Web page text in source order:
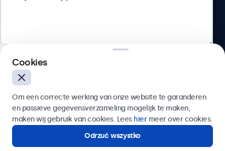
Polski
Wyślij
Lub zadzwoń pod numer:22 397 04 43
Potrzebujesz pomocy?
Kontakt ze specjalistą.
Cookies
Om een correcte werking van onze website te garanderen
en passieve gegevensverzameling mogelijk te maken,
maken wij gebruik van cookies. Lees hiermeer over cookies.
Odrzuć wszystko